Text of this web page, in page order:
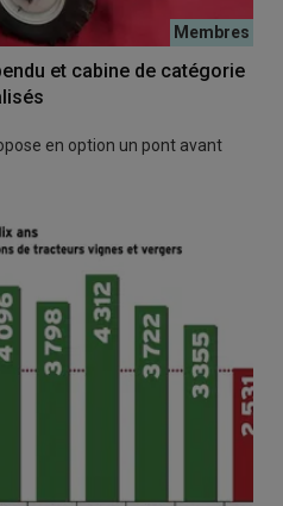
et cabine de catégorie
en option un pont avant